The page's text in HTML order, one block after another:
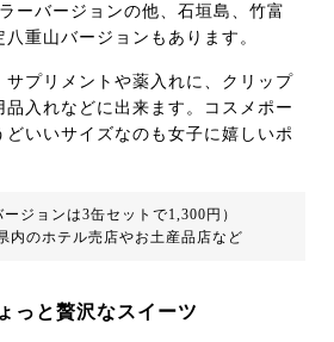
ーバージョンの他、石垣島、竹富
重山バージョンもあります。
サプリメントや薬入れに、クリップ
入れなどに出来ます。コスメポー
いいサイズなのも女子に嬉しいポ
ジョンは3缶セットで1,300円）
内のホテル売店やお土産品店など
っと贅沢なスイーツ